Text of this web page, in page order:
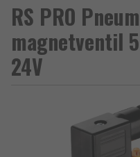
RS PRO
magnetventil
24V